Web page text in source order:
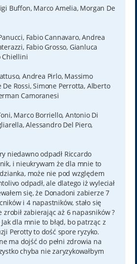
Buffon, Marco Amelia, Morgan De
Fabio Cannavaro, Andrea
Fabio Grosso, Gianluca
Chiellini
Andrea Pirlo, Massimo
Rossi, Simone Perrotta, Alberto
Camoranesi
Marco Borriello, Antonio Di
Alessandro Del Piero,
niedawno odpadł Riccardo
i nieukrywam że dla mnie to
może nie pod względem
odpadł, ale dlatego iż wyleciał
się, że Donadoni zabierze 7
i 4 napastników, stało się
zrobił zabierając aż 6 napasników ?
dla mnie to błąd, bo patrząc z
Perotty to dość spore ryzyko.
ma dojść do pełni zdrowia na
chyba nie zaryzykowałbym